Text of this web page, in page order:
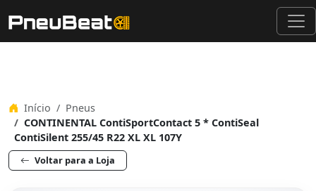
Início
Pneus
CONTINENTAL ContiSportContact 5 * ContiSeal
ContiSilent 255/45 R22 XL XL 107Y
Voltar para a Loja